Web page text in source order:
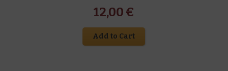
12,00 €
Add to Cart